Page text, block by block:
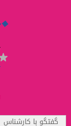
گفتگو با کارشناس